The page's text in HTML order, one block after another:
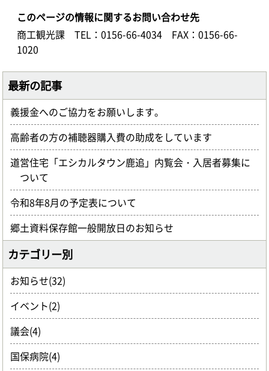
このページの情報に関するお問い合わせ先
商工観光課
TEL：0156-66-4034
FAX：0156-66-
1020
最新の記事
義援金へのご協力をお願いします。
高齢者の方の補聴器購入費の助成をしています
道営住宅「エシカルタウン鹿追」内覧会・入居者募集に
ついて
令和8年8月の予定表について
郷土資料保存館一般開放日のお知らせ
カテゴリー別
お知らせ(32)
イベント(2)
議会(4)
国保病院(4)